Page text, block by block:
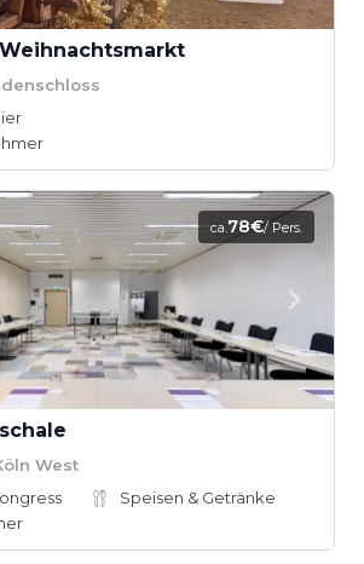
ca.78€/ Pers.
West
Speisen & Getränke